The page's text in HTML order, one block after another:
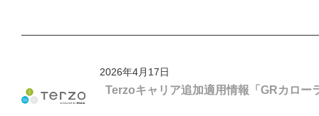
2026年4月17日
Terzoキャリア追加適用情報「GRカロー